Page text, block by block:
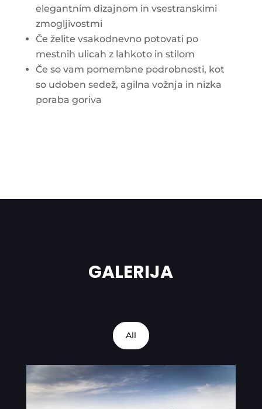
elegantnim dizajnom in vsestranskimi
zmogljivostmi
Če želite vsakodnevno potovati po
mestnih ulicah z lahkoto in stilom
Če so vam pomembne podrobnosti, kot
so udoben sedež, agilna vožnja in nizka
poraba goriva
GALERIJA
All